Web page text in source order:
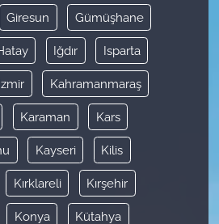
Giresun Gümüşhane
Iğdır Isparta
Kahramanmaraş
Karaman Kars
Kayseri Kilis
Kırklareli Kırşehir
Konya Kütahya